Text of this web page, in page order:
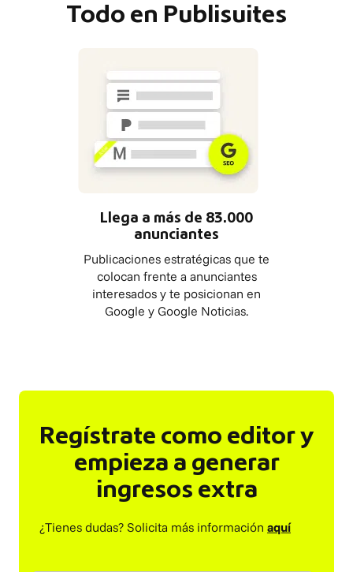
Todo en Publisuites
Llega a más de 83.000
anunciantes
Publicaciones estratégicas que te
colocan frente a anunciantes
interesados y te posicionan en
Google y Google Noticias.
Regístrate como editor y
empieza a generar
ingresos extra
¿Tienes dudas? Solicita más información aquí